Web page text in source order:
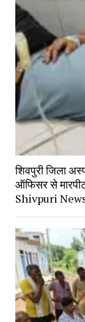
शिवपुरी जिला
ऑफिसर से
Shivpuri